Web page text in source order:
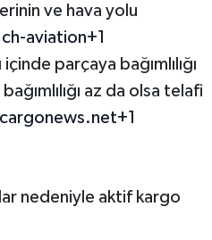
ve hava yolu
ch-aviation+1
parçaya bağımlılığı
az da olsa telafi
nedeniyle aktif kargo